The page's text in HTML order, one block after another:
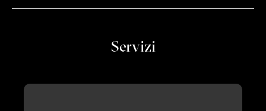
Servizi